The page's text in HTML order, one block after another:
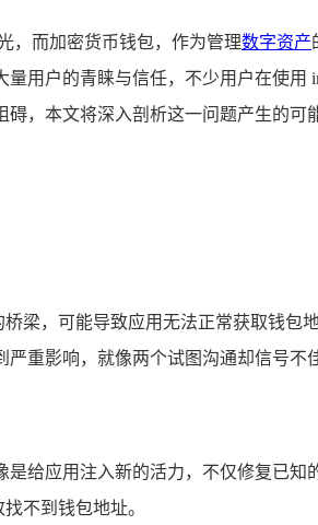
，而加密货币钱包，作为管理数字资产
用户的青睐与信任，不少用户在使用
，本文将深入剖析这一问题产生的
梁，可能导致应用无法正常获取钱包
重影响，就像两个试图沟通却信号不
给应用注入新的活力，不仅修复已
不到钱包地址。